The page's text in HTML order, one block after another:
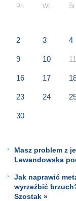
Pn Wt Śr
2 3 4
9 10 11
16 17
23 24
30
Masz problem z
Lewandowska
Jak naprawić
wyrzeźbić
Szostak »